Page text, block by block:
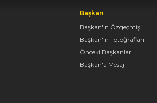
Başkan
Başkan'ın Özgeçmişi
Başkan'ın Fotoğrafları
Önceki Başkanlar
Başkan'a Mesaj